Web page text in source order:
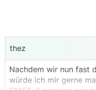
thez
Nachdem wir nun fast
würde ich mir gerne